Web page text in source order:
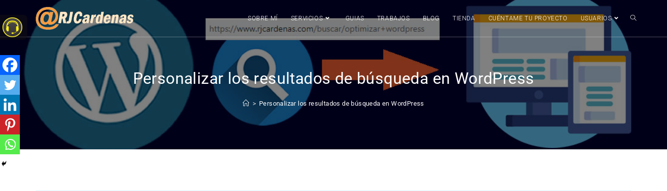
SOBRE MÍ SERVICIOS GUIAS TRABAJOS BLOG TIENDA CUÉNTAME TU PROYECTO USUARIOS
Personalizar los resultados de búsqueda en WordPress
> Personalizar los resultados de búsqueda en WordPress